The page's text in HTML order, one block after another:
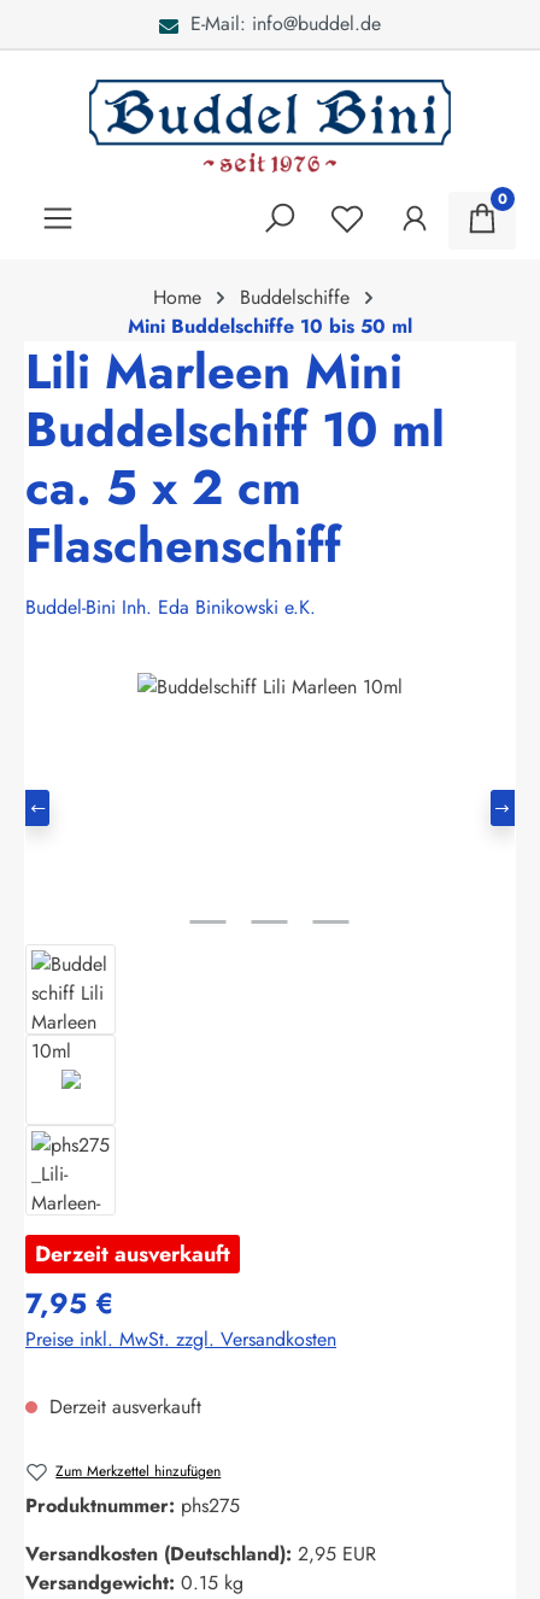
E-Mail: info@buddel.de
0
Home
Buddelschiffe
Mini Buddelschiffe 10 bis 50 ml
Lili Marleen Mini
Buddelschiff 10 ml
ca. 5 x 2 cm
Flaschenschiff
Buddel-Bini Inh. Eda Binikowski e.K.
Bildergalerie überspringen
Derzeit ausverkauft
7,95 €
Preise inkl. MwSt. zzgl. Versandkosten
Derzeit ausverkauft
Zum Merkzettel hinzufügen
Produktnummer: phs275
Versandkosten (Deutschland): 2,95 EUR
Versandgewicht: 0.15 kg